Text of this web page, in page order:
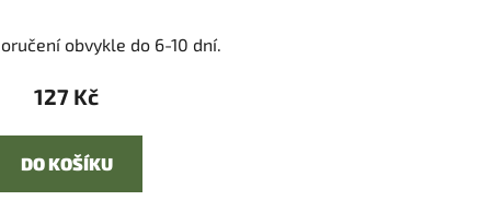
obvykle do 6-10 dní.
127 Kč
DO KOŠÍKU